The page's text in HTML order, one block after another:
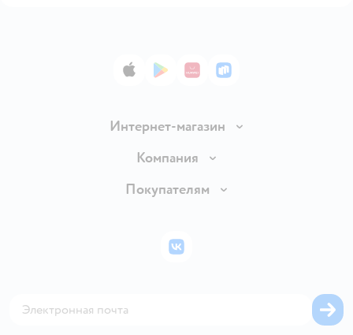
App StoreGoogle Play
AppGallery
RuStore
Интернет-магазин
Доставка и оплата
Правила продажи
Политика использования файлов cookie
Компания
Вакансии
Покупателям
Бонусные карты
ВКонтакте